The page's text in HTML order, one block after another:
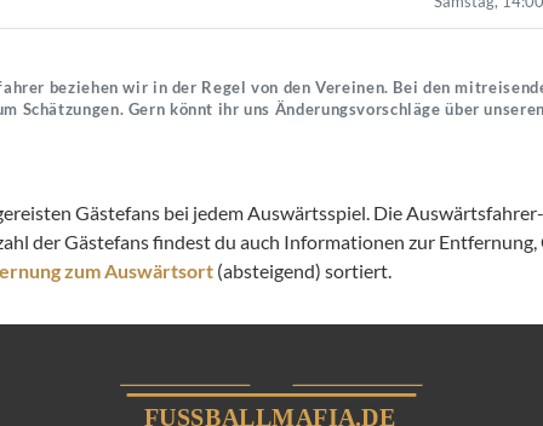
beziehen wir in der Regel von den Vereinen. Bei den
Schätzungen. Gern könnt ihr uns Änderungsvorschläge über
Gästefans bei jedem Auswärtsspiel. Die
der Gästefans findest du auch Informationen zur
zum Auswärtsort (absteigend) sortiert.